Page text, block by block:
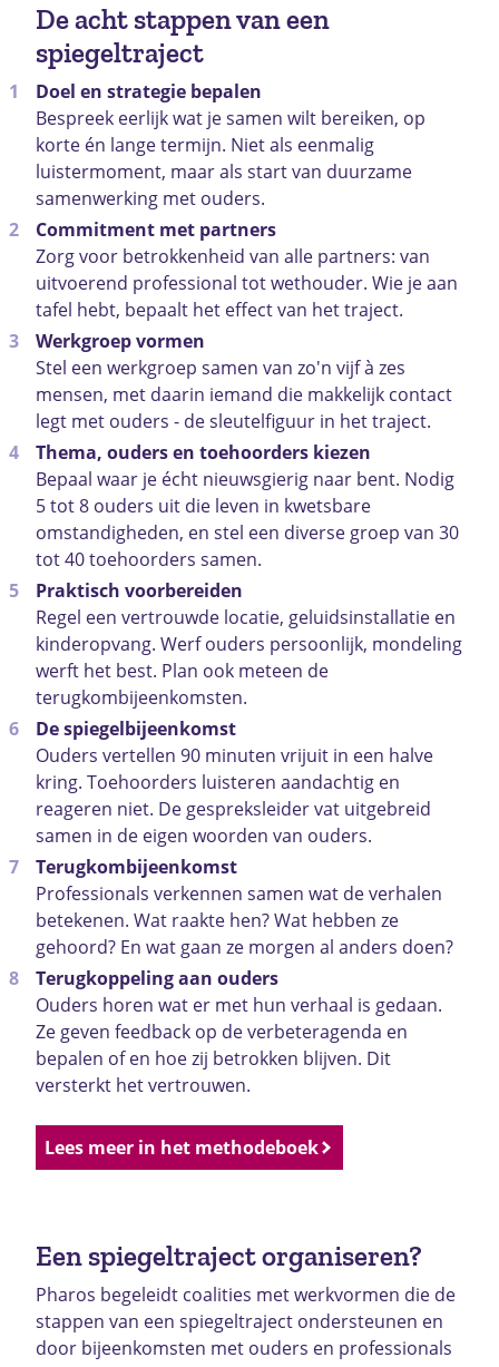
De acht stappen van een
spiegeltraject
Doel en strategie bepalen
Bespreek eerlijk wat je samen wilt bereiken, op
korte én lange termijn. Niet als eenmalig
luistermoment, maar als start van duurzame
samenwerking met ouders.
Commitment met partners
Zorg voor betrokkenheid van alle partners: van
uitvoerend professional tot wethouder. Wie je aan
tafel hebt, bepaalt het effect van het traject.
Werkgroep vormen
Stel een werkgroep samen van zo'n vijf à zes
mensen, met daarin iemand die makkelijk contact
legt met ouders - de sleutelfiguur in het traject.
Thema, ouders en toehoorders kiezen
Bepaal waar je écht nieuwsgierig naar bent. Nodig
5 tot 8 ouders uit die leven in kwetsbare
omstandigheden, en stel een diverse groep van 30
tot 40 toehoorders samen.
Praktisch voorbereiden
Regel een vertrouwde locatie, geluidsinstallatie en
kinderopvang. Werf ouders persoonlijk, mondeling
werft het best. Plan ook meteen de
terugkombijeenkomsten.
De spiegelbijeenkomst
Ouders vertellen 90 minuten vrijuit in een halve
kring. Toehoorders luisteren aandachtig en
reageren niet. De gespreksleider vat uitgebreid
samen in de eigen woorden van ouders.
Terugkombijeenkomst
Professionals verkennen samen wat de verhalen
betekenen. Wat raakte hen? Wat hebben ze
gehoord? En wat gaan ze morgen al anders doen?
Terugkoppeling aan ouders
Ouders horen wat er met hun verhaal is gedaan.
Ze geven feedback op de verbeteragenda en
bepalen of en hoe zij betrokken blijven. Dit
versterkt het vertrouwen.
Lees meer in het methodeboek
Een spiegeltraject organiseren?
Pharos begeleidt coalities met werkvormen die de
stappen van een spiegeltraject ondersteunen en
door bijeenkomsten met ouders en professionals